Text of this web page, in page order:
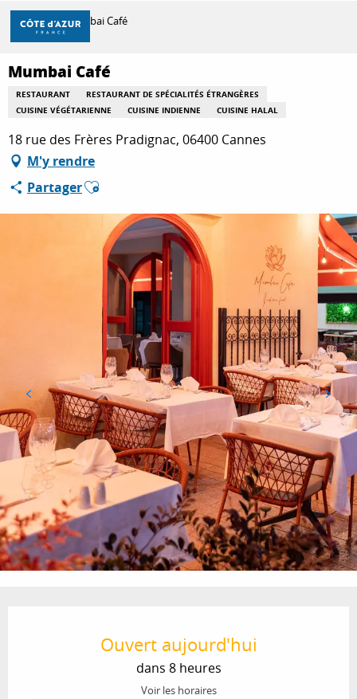
Aller
contenu
principal
DÉCOUVRIR
À FAIRE
SÉJOURNER
Accueil Mumbai Café
Mumbai Café
RESTAURANT
RESTAURANT DE SPÉCIALITÉS ÉTRANGÈRES
CUISINE VÉGÉTARIENNE
CUISINE INDIENNE CUISINE HALAL
18 rue des Frères Pradignac, 06400 Cannes
M'y rendre
PartagerAjouter aux favoris
Ouvert aujourd'hui
dans 8 heures
Voir les horaires